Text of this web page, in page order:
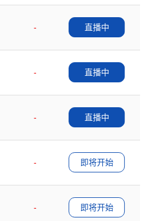
-
直播中
-
直播中
-
直播中
-
即将开始
-
即将开始